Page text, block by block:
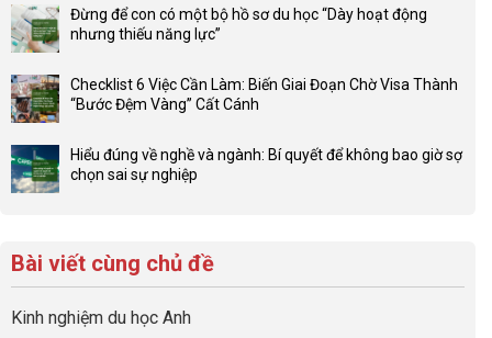
Lợi
thế
sức
mạnh
network
gia
đình
sự
nghiệp
bình
luận
Đầu
tư
sớm:
Chiến
hiệu
quả
của
Đừng để con có một bộ hồ sơ du học “Dày hoạt động
nhưng thiếu năng lực”
bình
luận
Đừng
để
hồ
sơ
du
học
Checklist 6 Việc Cần Làm: Biến Giai Đoạn Chờ Visa Thành
“Bước Đệm Vàng” Cất Cánh
bình
luận
Việc
Biến
Hiểu đúng về nghề và ngành: Bí quyết để không bao giờ sợ
chọn sai sự nghiệp
luận
ở
Hiểu
đúng
Bài viết cùng chủ đề
Kinh nghiệm du học Anh